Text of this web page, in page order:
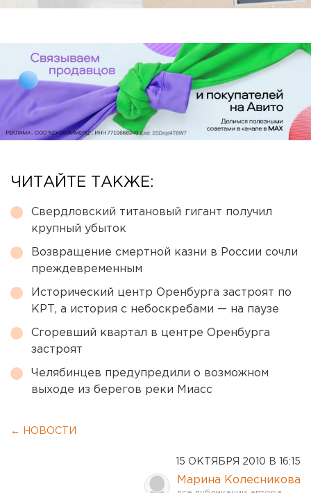
ЧИТАЙТЕ ТАКЖЕ:
Свердловский титановый гигант получил
крупный убыток
Возвращение смертной казни в России сочли
преждевременным
Исторический центр Оренбурга застроят по
КРТ, а история с небоскребами — на паузе
Сгоревший квартал в центре Оренбурга
застроят
Челябинцев предупредили о возможном
выходе из берегов реки Миасс
← НОВОСТИ
15 ОКТЯБРЯ 2010 В 16:15
Марина Колесникова